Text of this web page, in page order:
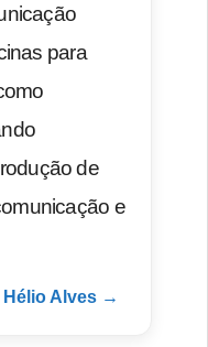
para
de
e
Hélio Alves →